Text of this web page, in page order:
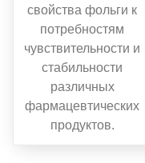
свойства фольги к
потребностям
чувствительности и
стабильности
различных
фармацевтических
продуктов.